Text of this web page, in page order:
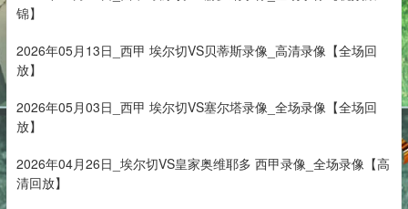
锦】
2026年05月13日_西甲 埃尔切VS贝蒂斯录像_高清录像【全场回
放】
2026年05月03日_西甲 埃尔切VS塞尔塔录像_全场录像【全场回
放】
2026年04月26日_埃尔切VS皇家奥维耶多 西甲录像_全场录像【高
清回放】